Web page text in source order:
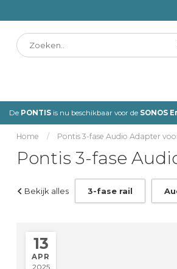
De PONTIS is nu beschikbaar voor de SONOS
Home / Pontis 3-fase Audio Adapter
Pontis 3-fase
Bekijk alles 3-fase rail
13
APR
2025